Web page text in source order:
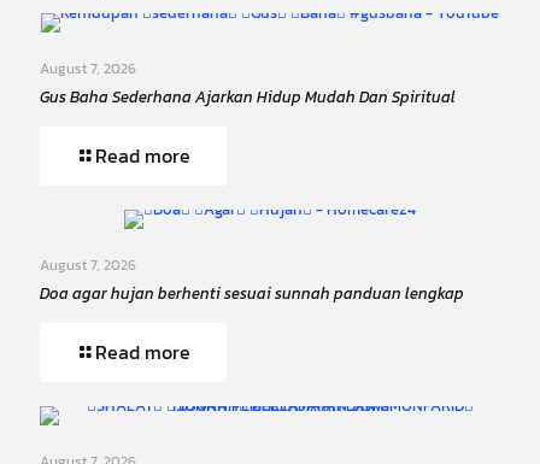
August 7, 2026
Gus Baha Sederhana Ajarkan Hidup Mudah Dan Spiritual
Read more
August 7, 2026
Doa agar hujan berhenti sesuai sunnah panduan lengkap
Read more